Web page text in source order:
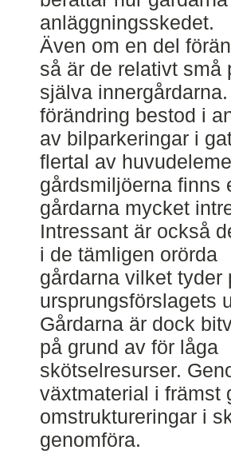
anläggningsskedet.
Även om en del
så är de relativt små
själva
förändring bestod i
av bilparkeringar i
flertal av
gårdsmiljöerna finns
gårdarna mycket
Intressant är också
i de tämligen orörda
gårdarna vilket tyder
ursprungsförslagets
Gårdarna är dock
på grund av för låga
skötselresurser.
växtmaterial i främst
omstruktureringar i
genomföra.